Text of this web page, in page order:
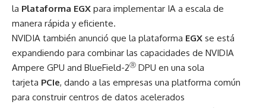
la Plataforma EGX para implementar IA a escala de
manera rápida y eficiente.
NVIDIA también anunció que la plataforma EGX se está
expandiendo para combinar las capacidades de NVIDIA
Ampere GPU and BlueField-2Ⓡ DPU en una sola
tarjeta PCIe, dando a las empresas una platforma común
para construir centros de datos acelerados